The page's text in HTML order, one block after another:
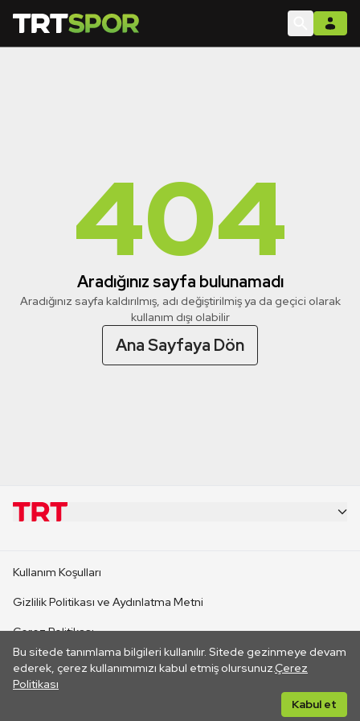
404
Aradığınız sayfa bulunamadı
Aradığınız sayfa kaldırılmış, adı değiştirilmiş ya da geçici olarak
kullanım dışı olabilir
Ana Sayfaya Dön
Bu sitede tanımlama bilgileri kullanılır. Sitede gezinmeye devam
ederek, çerez kullanımımızı kabul etmiş olursunuz.Çerez
Politikası
Kabul et
CANLI YAYINLAR
Kullanım Koşulları
Gizlilik Politikası ve Aydınlatma Metni
Çerez Politikası
İletişim
Her hakkı saklıdır. ©2026 TRT. Bağlantı yoluyla gidilen dış